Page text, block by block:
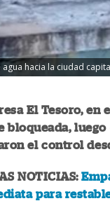
hacia la ciudad
El Tesoro, en
bloqueada,
el control
NOTICIAS:
para